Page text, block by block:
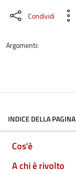
Condividi
Argomenti:
INDICE DELLA PAGINA
Cos'è
A chi è rivolto